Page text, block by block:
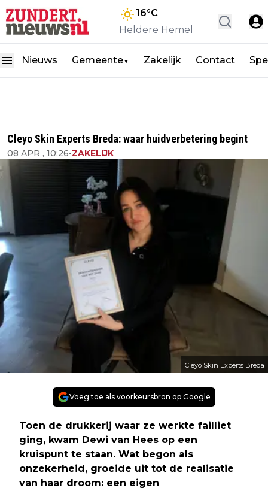
16°C
Heldere Hemel
Nieuws Gemeente▼ Zakelijk Contact
Cleyo Skin Experts Breda: waar huidverbetering begint
08 APR , 10:26•ZAKELIJK
Cleyo Skin Experts Breda
Voeg toe als voorkeursbron op Google
Toen de drukkerij waar ze werkte failliet
ging, kwam Dewi van Hees op een
kruispunt te staan. Wat begon als
onzekerheid, groeide uit tot de realisatie
van haar droom: een eigen